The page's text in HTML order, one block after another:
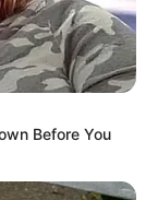
Before You